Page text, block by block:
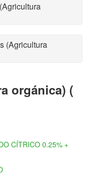
(Agricultura
orgánica) (
CÍTRICO 0.25% +